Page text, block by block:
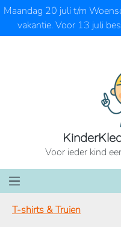
Ga naar de hoofdinhoud
Maandag 20 juli t/m
vakantie. Voor 13 juli
Voor ieder kind
T-shirts & Truien